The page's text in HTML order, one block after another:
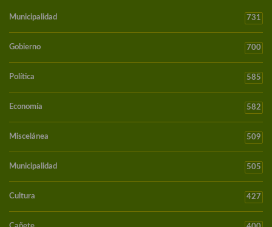
Municipalidad 731
Gobierno 700
Política 585
Economía 582
Miscelánea 509
Municipalidad 505
Cultura 427